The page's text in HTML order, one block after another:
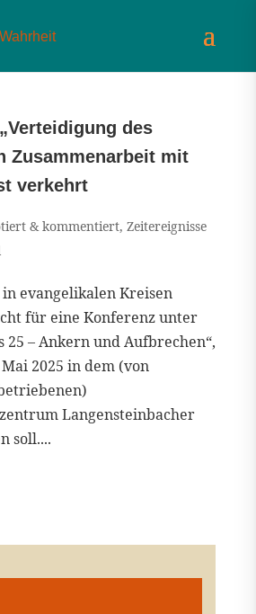
des
Zusammenarbeit mit
verkehrt
& kommentiert, Zeitereignisse
evangelikalen Kreisen
für eine Konferenz unter
25 – Ankern und Aufbrechen“,
2025 in dem (von
Langensteinbacher
soll....